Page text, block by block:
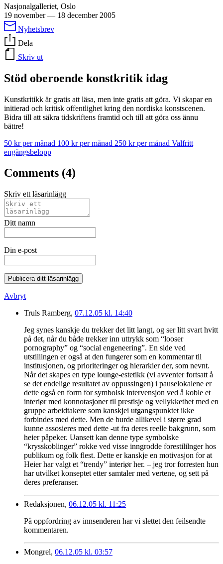
Nasjonalgalleriet, Oslo
19 november— 18 december 2005
Nyhetsbrev
Dela
Skriv ut
Stöd oberoende konstkritik idag
Kunstkritikk är gratis att läsa, men inte gratis att göra. Vi skapar en
initierad och kritisk offentlighet kring den nordiska konstscenen.
Bidra till att säkra tidskriftens framtid och till att göra oss ännu
bättre!
50 kr per månad 100 kr per månad 250 kr per månad Valfritt
engångsbelopp
Comments (4)
Skriv ett läsarinlägg
Ditt namn
Din e-post
Publicera ditt läsarinlägg
Avbryt
Truls Ramberg, 07.12.05 kl. 14:40
Jeg synes kanskje du trekker det litt langt, og ser litt svart hvitt
på det, når du både trekker inn uttrykk som “looser
pornography” og “social engeneering”. En side ved
utstililngen er også at den fungerer som en kommentar til
institusjonen, og prioriteringer og hierarkier der, som nevnt.
Når det skapes en type lounge-estetikk (vi avventer fortsatt å
se det endelige resultatet av oppussingen) i pauselokalene er
dette også en form for symbolsk intervensjon ved å koble et
interiør med konnotasjoner til prestisje og vellykkethet med en
gruppe arbeidtakere som kanskjei utgangspunktet ikke
forbindes med dette. Men de burde allikevel i større grad
kunne assosieres med dette -ut fra deres reelle bakgrunn, som
heier påpeker. Uansett kan denne type symbolske
“krysskoblinger” rokke ved visse inngrodde forestililnger hos
publikum og folk flest. Dette er kanskje en motivasjon for at
Heier har valgt et “trendy” interiør her. – jeg tror forresten hun
har utvilket konseptet etter samtaler med vertene, og sett på
deres preferanser.
Redaksjonen, 06.12.05 kl. 11:25
På oppfordring av innsenderen har vi slettet den feilsendte
kommentaren.
Mongrel, 06.12.05 kl. 03:57